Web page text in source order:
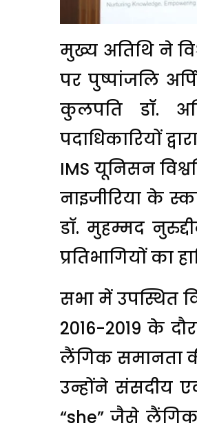
मुख्य अतिथि ने
पर पुष्पांजलि
कुलपति डॉ.
पदाधिकारियों
IMS यूनिसन
नाइजीरिया के
डॉ. मुहम्मद
प्रतिभागियों का
सभा में उपस्थित
2016-2019 के
लैंगिक समानता
उन्होंने संसदीय
“she” जैसे